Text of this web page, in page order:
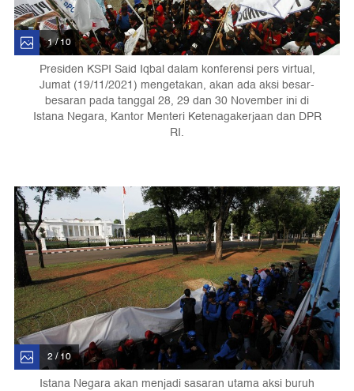
1 / 10
Presiden KSPI Said Iqbal dalam konferensi pers virtual,
Jumat (19/11/2021) mengetakan, akan ada aksi besar-
besaran pada tanggal 28, 29 dan 30 November ini di
Istana Negara, Kantor Menteri Ketenagakerjaan dan DPR
RI.
2 / 10
Istana Negara akan menjadi sasaran utama aksi buruh